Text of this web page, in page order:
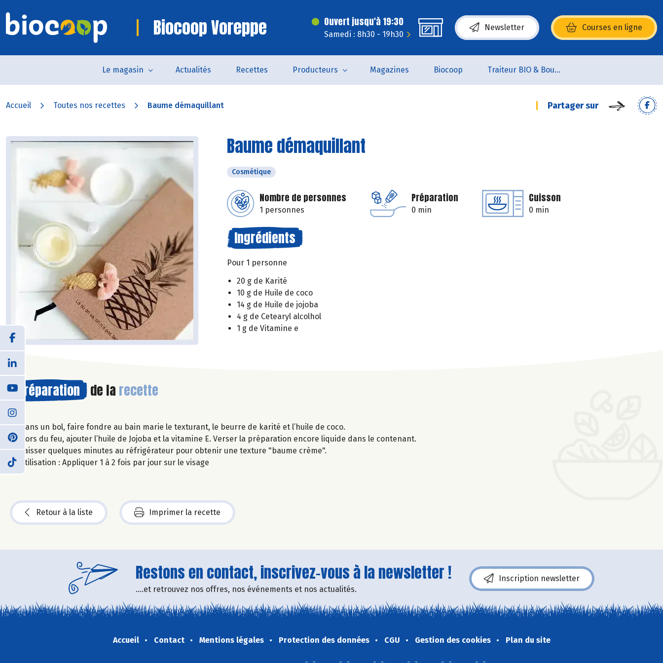
Biocoop Voreppe Ouvert jusqu'à 19:30
Samedi : 8h30 - 19h30
Newsletter Courses en ligne
(s’ouvre dans une nouvelle fenêtre)
Le magasin Actualités Recettes Producteurs Magazines Biocoop Traiteur BIO & Boucherie BIO
Accueil Toutes nos recettes Baume démaquillant Partager sur
Baume démaquillant
Cosmétique
Nombre de personnes
1 personnes
Préparation
0 min
Cuisson
0 min
Ingrédients
Pour 1 personne
20 g de Karité
10 g de Huile de coco
14 g de Huile de jojoba
4 g de Cetearyl alcolhol
1 g de Vitamine e
Préparation de la recette
Dans un bol, faire fondre au bain marie le texturant, le beurre de karité et l’huile de coco.
Hors du feu, ajouter l’huile de Jojoba et la vitamine E. Verser la préparation encore liquide dans le contenant.
Laisser quelques minutes au réfrigérateur pour obtenir une texture "baume crème".
Utilisation : Appliquer 1 à 2 fois par jour sur le visage
Retour à la liste Imprimer la recette
Restons en contact, inscrivez-vous à la newsletter !
....et retrouvez nos offres, nos événements et nos actualités.
Inscription newsletter
Accueil Contact Mentions légales Protection des données CGU Gestion des cookies Plan du site